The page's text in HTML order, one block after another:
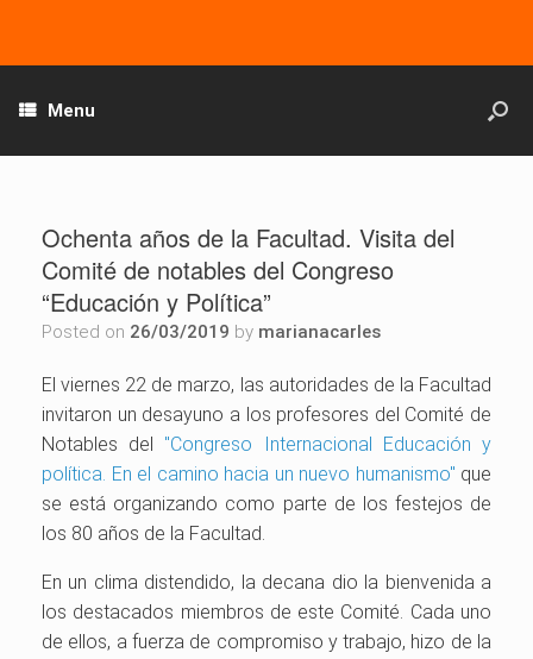
Menu
Ochenta años de la Facultad. Visita del
Comité de notables del Congreso
“Educación y Política”
Posted on 26/03/2019 by marianacarles
El viernes 22 de marzo, las autoridades de la Facultad
invitaron un desayuno a los profesores del Comité de
Notables del "Congreso Internacional Educación y
política. En el camino hacia un nuevo humanismo" que
se está organizando como parte de los festejos de
los 80 años de la Facultad.
En un clima distendido, la decana dio la bienvenida a
los destacados miembros de este Comité. Cada uno
de ellos, a fuerza de compromiso y trabajo, hizo de la